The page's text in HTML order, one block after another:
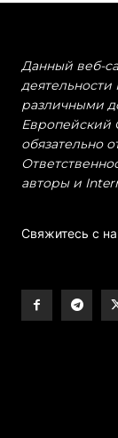
Данный веб-
различными
Европейский
обязательно
авторы и
Свяжитесь с